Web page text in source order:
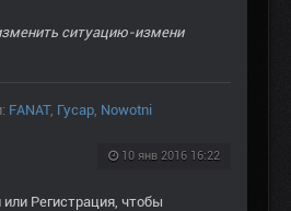
ситуацию-измени
FANAT, Гусар Nowotni
10 янв 2016 16:22
или Регистрация , чтобы